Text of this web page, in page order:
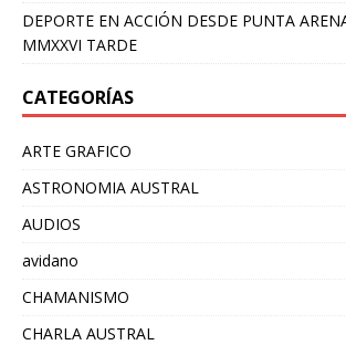
DEPORTE EN ACCIÓN DESDE PUNTA
MMXXVI TARDE
CATEGORÍAS
ARTE GRAFICO
ASTRONOMIA AUSTRAL
AUDIOS
avidano
CHAMANISMO
CHARLA AUSTRAL